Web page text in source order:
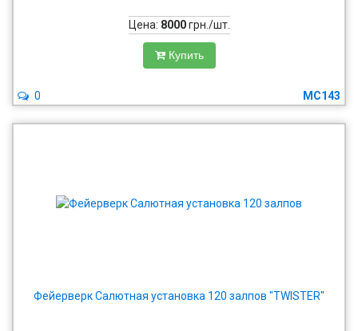
Цена: 8000грн./шт.
Купить
MC143
0
Фейерверк Салютная установка 120 залпов "TWISTER"